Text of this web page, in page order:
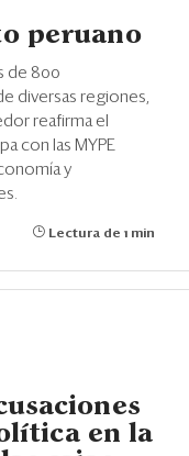
peruano
de 800
diversas regiones,
reafirma el
con las MYPE
y
Lectura de 1 min
en la